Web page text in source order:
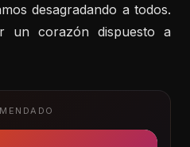
desagradando a todos.
un corazón dispuesto a